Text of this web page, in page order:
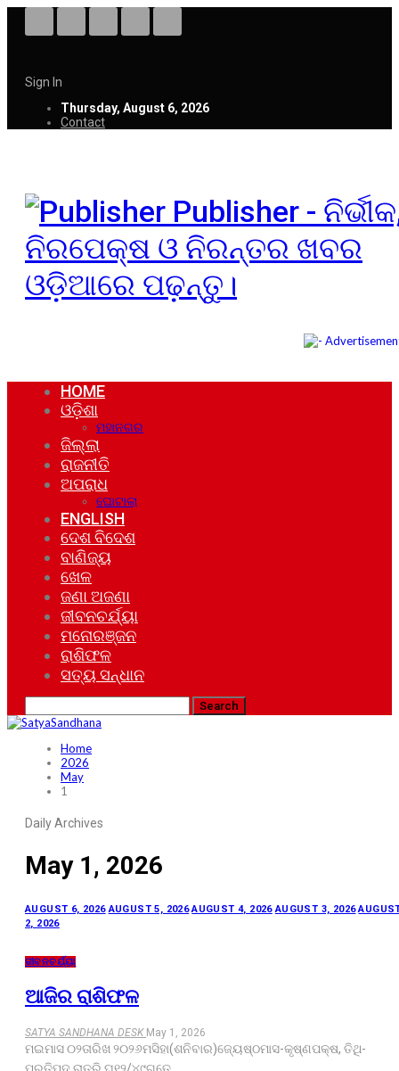
Sign In
Thursday, August 6, 2026
Contact
Publisher -
ନିରପେକ୍ଷ ଓ ନିରନ୍ତର ଖବର
ଓଡ଼ିଆରେ ପଢ଼ନ୍ତୁ।
HOME
ଓଡ଼ିଶା
ମହାନଗର
ଜିଲ୍ଲା
ରାଜନୀତି
ଅପରାଧ
ଘୋଟାଲା
ENGLISH
ଦେଶ ବିଦେଶ
ବାଣିଜ୍ୟ
ଖେଳ
ଜଣା ଅଜଣା
ଜୀବନଚର୍ଯ୍ୟା
ମନୋରଞ୍ଜନ
ରାଶିଫଳ
ସତ୍ୟ ସନ୍ଧାନ
Home
2026
May
1
Daily Archives
May 1, 2026
AUGUST 6, 2026 AUGUST 5, 2026 AUGUST 4, 2026 AUGUST 3, 2026
2, 2026
ଜୀବନଚର୍ଯ୍ୟା
ଆଜିର ରାଶିଫଳ
SATYA SANDHANA DESK May 1, 2026
ମଇମାସ ୦୨ତାରିଖ ୨୦୨୬ମସିହା(ଶନିବାର)ଜ୍ୟେଷ୍ଠମାସ-କୃଷ୍ଣପକ୍ଷ, ତିଥି-
ପ୍ରତିପଦ ରାତ୍ରି ଘ୧୨/୪୯ଗତେ…